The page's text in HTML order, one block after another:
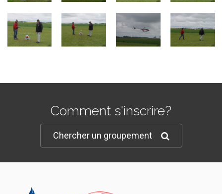
Comment s'inscrire?
Chercher un groupement